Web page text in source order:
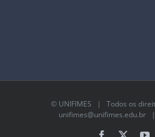
© UNIFIMES | Todos os
unifimes@unifimes.edu.br|
Facebook